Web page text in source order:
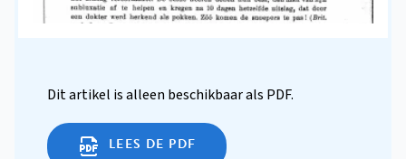
Dit artikel is alleen beschikbaar als PDF.
LEES DE PDF